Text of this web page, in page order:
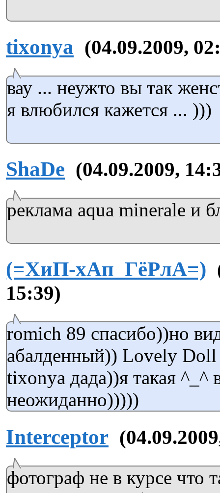
tixonya (04.09.2009,
вау ... неужто вы так
я влюбился кажется ... )))
ShaDe (04.09.2009,
реклама aqua minerale и
(=ХиП-хАп_ГёРлА=)
15:39)
romich 89 спасибо))но
абалденный)) Lovely Doll
tixonya дада))я такая ^_^
неожиданно)))))
Interceptor
фотограф не в курсе что